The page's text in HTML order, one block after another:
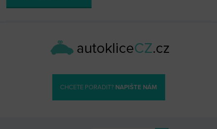
CHCETE PORADIT? NAPIŠTE NÁM